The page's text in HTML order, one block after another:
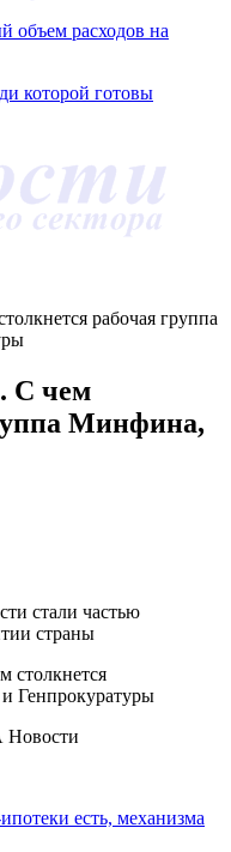
объем расходов на
которой готовы
рабочая группа
С чем
Минфина,
стали частью
страны
Новости
есть, механизма